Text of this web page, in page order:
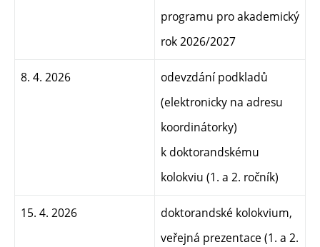
programu pro akademický
rok 2026/2027
8. 4. 2026
odevzdání podkladů
(elektronicky na adresu
koordinátorky)
k doktorandskému
kolokviu (1. a 2. ročník)
15. 4. 2026
doktorandské kolokvium,
veřejná prezentace (1. a 2.